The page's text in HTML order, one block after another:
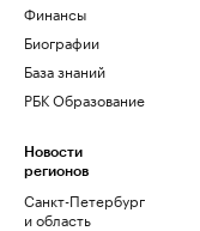
Финансы
Биографии
База знаний
РБК Образование
Новости
регионов
Санкт-Петербург
и область